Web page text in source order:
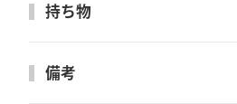
持ち物
備考